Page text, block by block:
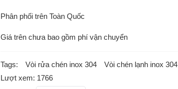
Phân phối trên Toàn Quốc
Giá trên chưa bao gồm phí vận chuyển
Tags: Vòi rửa chén inox 304
Vòi chén lạnh inox 304
Lượt xem: 1766